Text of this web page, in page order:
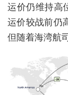
运价仍维持高
运价较战前仍
但随着海湾航